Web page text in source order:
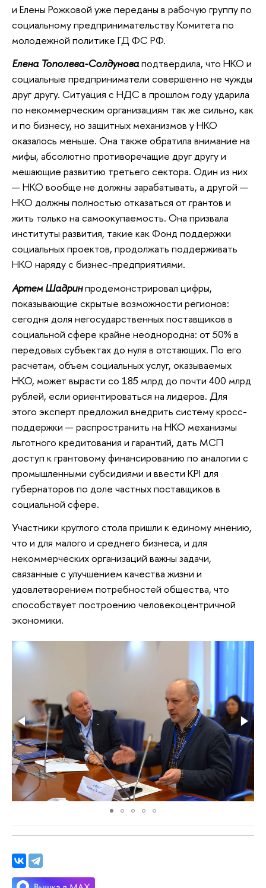
и Елены Рожковой уже переданы в рабочую группу по
социальному предпринимательству Комитета по
молодежной политике ГД ФС РФ.
Елена Тополева-Солдуноваподтвердила, что НКО и
социальные предприниматели совершенно не чужды
друг другу. Ситуация с НДС в прошлом году ударила
по некоммерческим организациям так же сильно, как
и по бизнесу, но защитных механизмов у НКО
оказалось меньше. Она также обратила внимание на
мифы, абсолютно противоречащие друг другу и
мешающие развитию третьего сектора. Один из них
— НКО вообще не должны зарабатывать, а другой —
НКО должны полностью отказаться от грантов и
жить только на самоокупаемость. Она призвала
институты развития, такие как Фонд поддержки
социальных проектов, продолжать поддерживать
НКО наряду с бизнес-предприятиями.
Артем Шадринпродемонстрировал цифры,
показывающие скрытые возможности регионов:
сегодня доля негосударственных поставщиков в
социальной сфере крайне неоднородна: от 50% в
передовых субъектах до нуля в отстающих. По его
расчетам, объем социальных услуг, оказываемых
НКО, может вырасти со 185 млрд до почти 400 млрд
рублей, если ориентироваться на лидеров. Для
этого эксперт предложил внедрить систему кросс-
поддержки — распространить на НКО механизмы
льготного кредитования и гарантий, дать МСП
доступ к грантовому финансированию по аналогии с
промышленными субсидиями и ввести KPI для
губернаторов по доле частных поставщиков в
социальной сфере.
Участники круглого стола пришли к единому мнению,
что и для малого и среднего бизнеса, и для
некоммерческих организаций важны задачи,
связанные с улучшением качества жизни и
удовлетворением потребностей общества, что
способствует построению человекоцентричной
экономики.